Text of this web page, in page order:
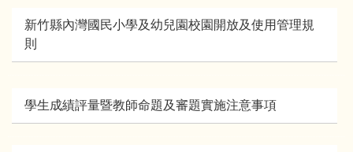
新竹縣內灣國民小學及幼兒園校園開放及使用管理規
則
學生成績評量暨教師命題及審題實施注意事項